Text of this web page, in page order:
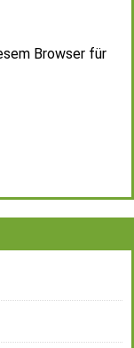
Browser für